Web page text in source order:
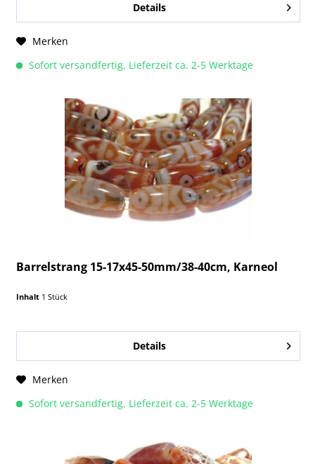
Details
Merken
Sofort versandfertig, Lieferzeit ca. 2-5 Werktage
Barrelstrang 15-17x45-50mm/38-40cm, Karneol
Inhalt 1 Stück
Details
Merken
Sofort versandfertig, Lieferzeit ca. 2-5 Werktage